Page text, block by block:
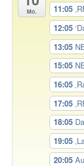
Mo.
11:05
12:05
13:05
15:05
16:05
17:05
18:05
19:05
20:05